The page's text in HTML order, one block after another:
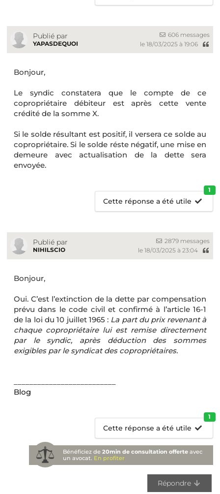
Publié par
YAPASDEQUOI
606 messages
le 18/03/2025 à 19:06
Bonjour,
Le syndic constatera que le compte de ce
copropriétaire débiteur est après cette vente
crédité de la somme X.
Si le solde résultant est positif, il versera ce solde au
copropriétaire. Si le solde réste négatif, une mise en
demeure avec actualisation de la dette sera
envoyée.
Cette réponse a été utile
1
Publié par
NIHILSCIO
2879 messages
le 18/03/2025 à 23:04
Bonjour,
Oui. C’est l’extinction de la dette par compensation
prévu dans le code civil et confirmé à l’article 16-1
de la loi du 10 juillet 1965 : La part du prix revenant à
chaque copropriétaire lui est remise directement
par le syndic, après déduction des sommes
exigibles par le syndicat des copropriétaires.
Blog
Cette réponse a été utile
1
Bénéficiez de20min de consultation offerte avec
un avocat. En profiter
Répondre